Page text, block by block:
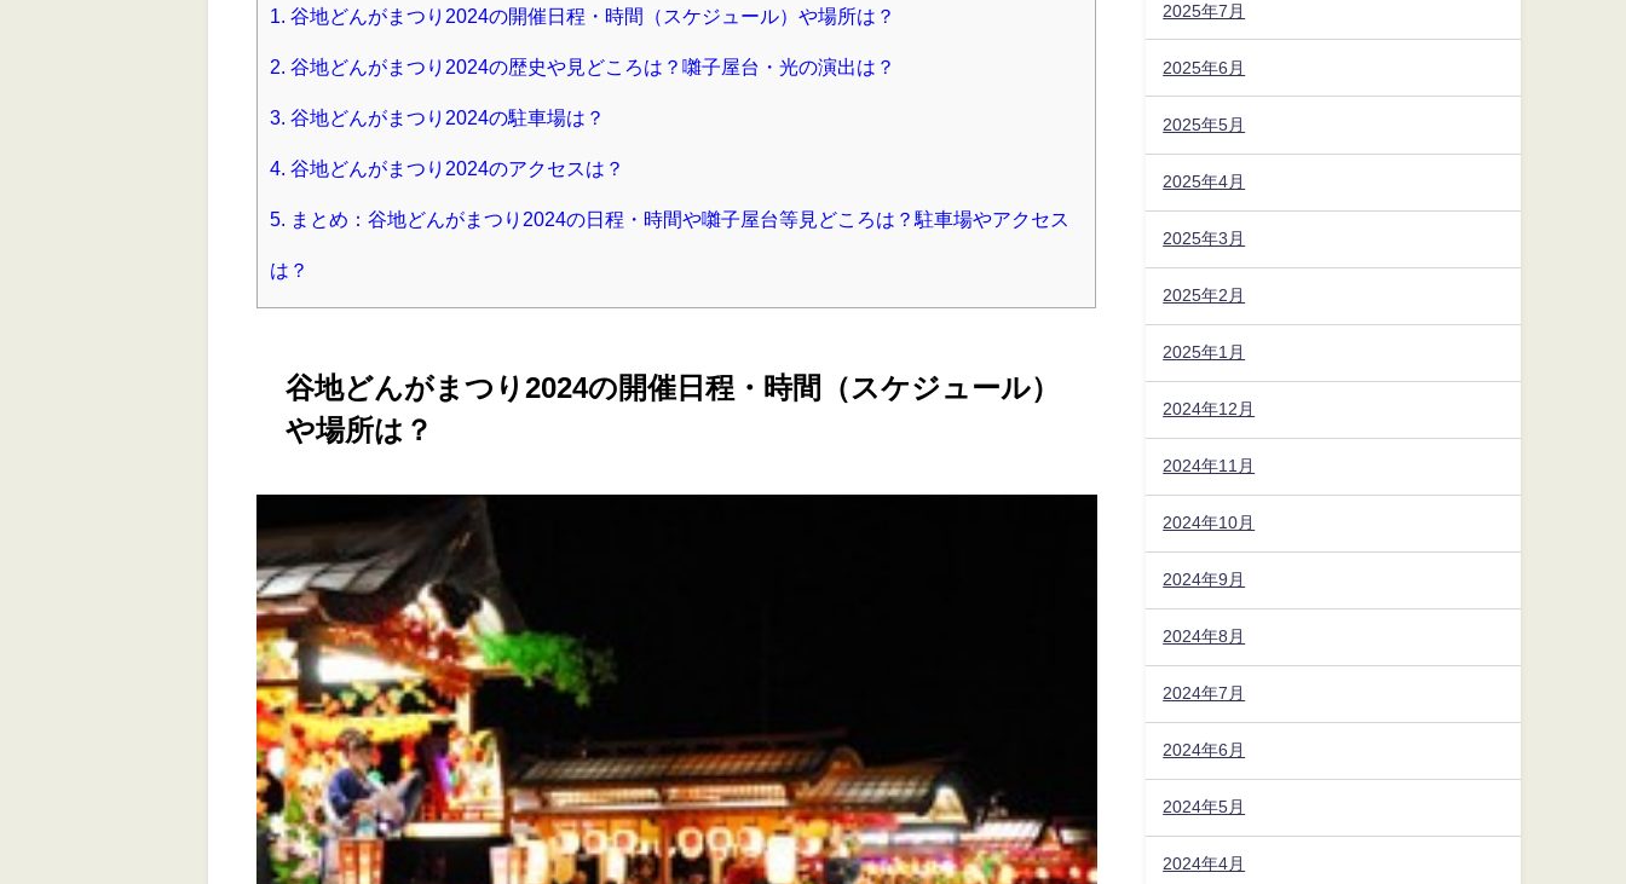
1. 谷地どんがまつり2024の開催日程・時間（スケジュール）や場所は？
2. 谷地どんがまつり2024の歴史や見どころは？囃子屋台・光の演出は？
3. 谷地どんがまつり2024の駐車場は？
4. 谷地どんがまつり2024のアクセスは？
5. まとめ：谷地どんがまつり2024の日程・時間や囃子屋台等見どころは？駐車場やアクセス
は？
谷地どんがまつり2024の開催日程・時間（スケジュール）
や場所は？
2025年7月
2025年6月
2025年5月
2025年4月
2025年3月
2025年2月
2025年1月
2024年12月
2024年11月
2024年10月
2024年9月
2024年8月
2024年7月
2024年6月
2024年5月
2024年4月